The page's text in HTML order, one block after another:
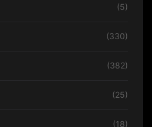
(5)
(330)
(382)
(25)
(18)